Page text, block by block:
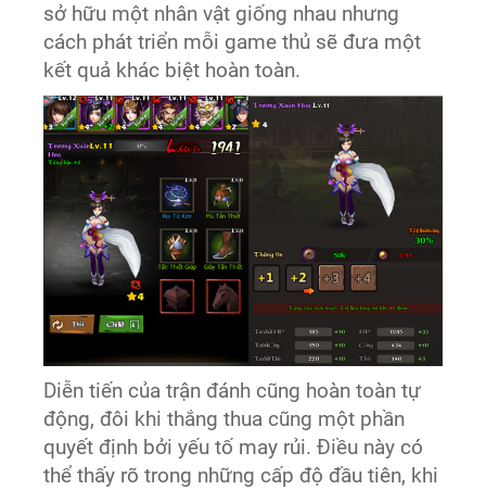
sở hữu một nhân vật giống nhau nhưng
cách phát triển mỗi game thủ sẽ đưa một
kết quả khác biệt hoàn toàn.
Diễn tiến của trận đánh cũng hoàn toàn tự
động, đôi khi thắng thua cũng một phần
quyết định bởi yếu tố may rủi. Điều này có
thể thấy rõ trong những cấp độ đầu tiên, khi